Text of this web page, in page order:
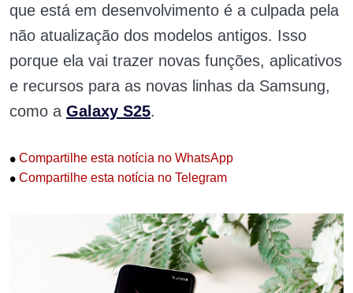
que está em desenvolvimento é a culpada pela
não atualização dos modelos antigos. Isso
porque ela vai trazer novas funções, aplicativos
e recursos para as novas linhas da Samsung,
como a Galaxy S25.
• Compartilhe esta notícia no WhatsApp
• Compartilhe esta notícia no Telegram